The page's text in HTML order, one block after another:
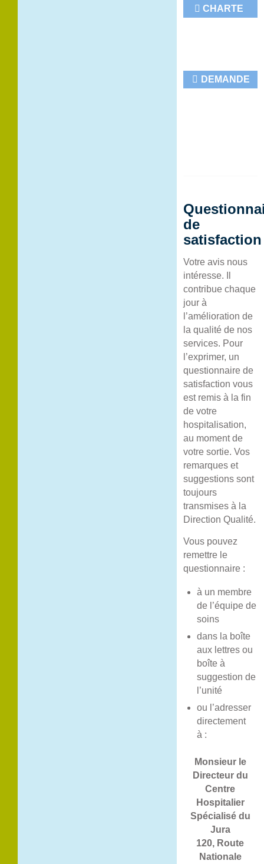
CHARTE
DEMANDE
de
satisfaction
Votre avis nous
intéresse. Il
contribue chaque
jour à
l’amélioration de
la qualité de nos
services. Pour
l’exprimer, un
questionnaire de
satisfaction vous
est remis à la fin
de votre
hospitalisation,
au moment de
votre sortie. Vos
remarques et
suggestions sont
toujours
transmises à la
Direction Qualité.
Vous pouvez
remettre le
questionnaire :
à un membre
de l’équipe de
soins
dans la boîte
aux lettres ou
boîte à
suggestion de
l’unité
ou l’adresser
directement
à :
Monsieur le
Directeur du
Centre
Hospitalier
Spécialisé du
Jura
120, Route
Nationale